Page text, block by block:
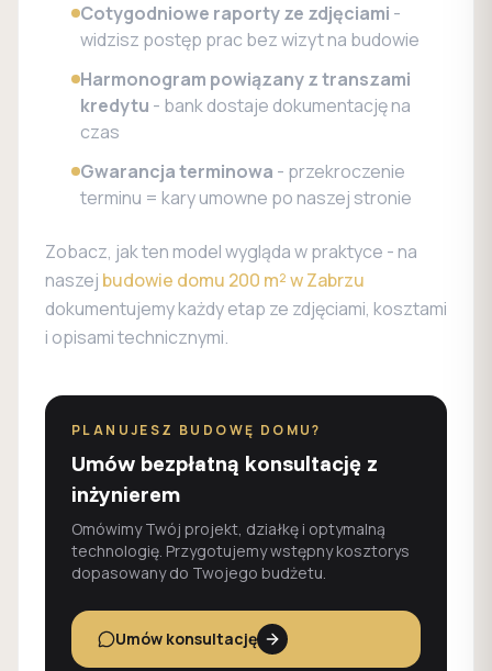
Cotygodniowe raporty ze zdjęciami -
widzisz postęp prac bez wizyt na budowie
Harmonogram powiązany z transzami
kredytu - bank dostaje dokumentację na
czas
Gwarancja terminowa - przekroczenie
terminu = kary umowne po naszej stronie
Zobacz, jak ten model wygląda w praktyce - na
naszej budowie domu 200 m² w Zabrzu
dokumentujemy każdy etap ze zdjęciami, kosztami
i opisami technicznymi.
PLANUJESZ BUDOWĘ DOMU?
Umów bezpłatną konsultację z
inżynierem
Omówimy Twój projekt, działkę i optymalną
technologię. Przygotujemy wstępny kosztorys
dopasowany do Twojego budżetu.
Umów konsultację